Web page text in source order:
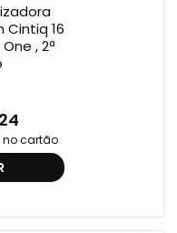
Cintiq 16
, 2ª
no cartão